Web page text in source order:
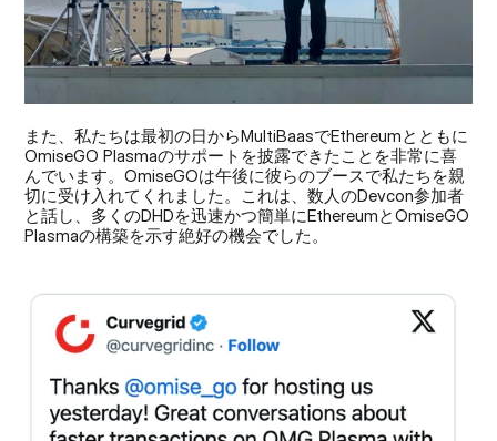
また、私たちは最初の日からMultiBaasでEthereumとともに
OmiseGO Plasmaのサポートを披露できたことを非常に喜
んでいます。OmiseGOは午後に彼らのブースで私たちを親
切に受け入れてくれました。これは、数人のDevcon参加者
と話し、多くのDHDを迅速かつ簡単にEthereumとOmiseGO
Plasmaの構築を示す絶好の機会でした。